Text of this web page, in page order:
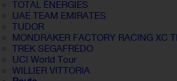
TOTAL ÉNERGIES
UAE TEAM EMIRATES
TUDOR
MONDRAKER FACTORY RACING XC
TREK SEGAFREDO
UCI World Tour
WILLIER VITTORIA